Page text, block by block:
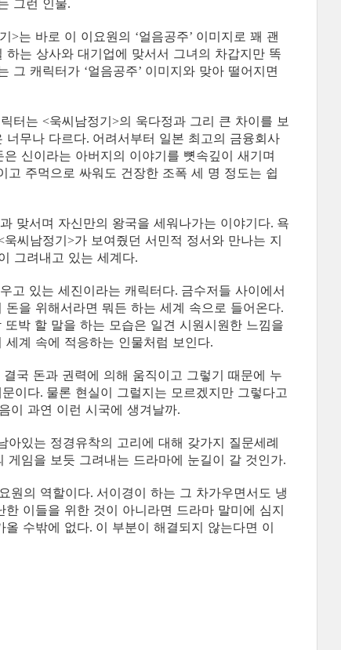
그런 인물.
>는 바로 이 이요원의 ‘얼음공주’ 이미지로 꽤 괜
하는 상사와 대기업에 맞서서 그녀의 차갑지만 똑
그 캐릭터가 ‘얼음공주’ 이미지와 맞아 떨어지면
터는 <욱씨남정기>의 욱다정과 그리 큰 차이를 보
너무나 다르다. 어려서부터 일본 최고의 금융회사
은 신이라는 아버지의 이야기를 뼛속깊이 새기며
주먹으로 싸워도 건장한 조폭 세 명 정도는 쉽
맞서며 자신만의 왕국을 세워나가는 이야기다. 욕
욱씨남정기>가 보여줬던 서민적 정서와 만나는 지
그려내고 있는 세계다.
고 있는 세진이라는 캐릭터다. 금수저들 사이에서
을 위해서라면 뭐든 하는 세계 속으로 들어온다.
박 할 말을 하는 모습은 일견 시원시원한 느낌을
계 속에 적응하는 인물처럼 보인다.
국 돈과 권력에 의해 움직이고 그렇기 때문에 누
이다. 물론 현실이 그럴지는 모르겠지만 그렇다고
이 과연 이런 시국에 생겨날까.
있는 정경유착의 고리에 대해 갖가지 질문세례
임을 보듯 그려내는 드라마에 눈길이 갈 것인가.
원의 역할이다. 서이경이 하는 그 차가우면서도 냉
이들을 위한 것이 아니라면 드라마 말미에 심지
올 수밖에 없다. 이 부분이 해결되지 않는다면 이